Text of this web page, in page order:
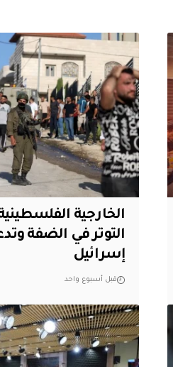
الخارجية
التوتر في الضفة
إسرائيل
قبل أسبوع واحد